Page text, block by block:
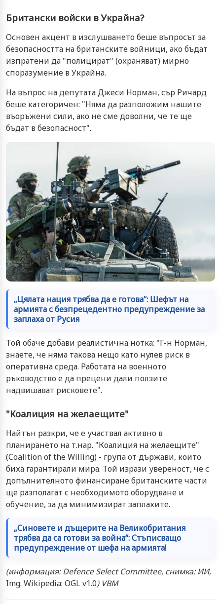
Британски войски в Украйна?
Основен акцент в изслушването беше въпросът за
безопасността на британските войници, ако бъдат
изпратени да "полицират" (охраняват) мирно
споразумение в Украйна.
На въпрос на депутата Джеси Норман, сър Ричард
беше категоричен: "Няма да разположим нашите
въоръжени сили, ако не сме доволни, че те ще
бъдат в безопасност".
„Цялата нация трябва да е готова“: Шефът на
армията с безпрецедентно предупреждение за
заплаха от Русия
Той обаче добави реалистична нотка: "Г-н Норман,
знаете, че няма такова нещо като нулев риск в
оперативна среда. Работата на военното
ръководство е да прецени дали ползите
надвишават рисковете".
"Коалиция на желаещите"
Найтън разкри, че е участвал активно в
планирането на т.нар. "Коалиция на желаещите"
(Coalition of the Willing) - група от държави, които
биха гарантирали мира. Той изрази увереност, че с
допълнителното финансиране британските части
ще разполагат с необходимото оборудване и
обучение, за да минимизират заплахите.
„Синовете и дъщерите на Великобритания
трябва да са готови за война“: Стъписващо
предупреждение от шефа на армията!
(информация: Defence Select Committee, снимка: ИИ,
Img. Wikipedia: OGL v1.0) VBM